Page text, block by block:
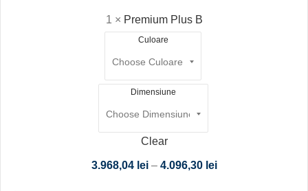
1 × Premium Plus B
Culoare
Dimensiune
Clear
3.968,04 lei – 4.096,30 lei